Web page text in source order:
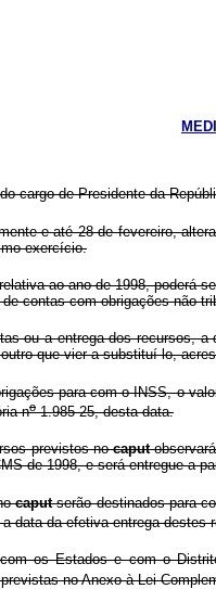
cargo de Presidente da
e até 28 de fevereiro,
exercício.
ao ano de 1998, poderá
contas com obrigações não
ou a entrega dos recursos, a
que vier a substituí-lo,
para com o INSS, o
no1.985-25, desta data.
previstos nocaput
de 1998, e será entregue a
caputserão destinados para
data da efetiva entrega destes
os Estados e com o
no Anexo à Lei